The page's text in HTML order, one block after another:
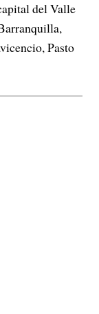
del Valle
Pasto